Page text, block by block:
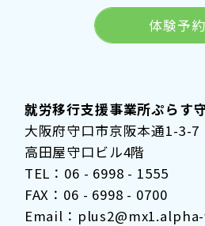
体験予約
就労移行支援事業所ぷらす
大阪府守口市京阪本通1-3-7
高田屋守口ビル4階
TEL：06 - 6998 - 1555
FAX：06 - 6998 - 0700
Email：